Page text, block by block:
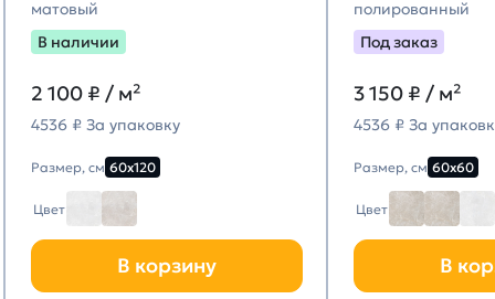
матовый
В наличии
2 100 ₽ / м²
4536 ₽ За упаковку
Размер, см 60х120
Цвет
В корзину
полированный
Под заказ
3 150 ₽ / м²
4536 ₽ За
Размер, см 60х60
Цвет
В